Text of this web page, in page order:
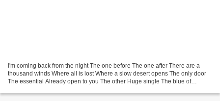
I'm coming back from the night The one before The one after There are a
thousand winds Where all is lost Where a slow desert opens The only door
The essential Already open to you The other Huge single The blue of